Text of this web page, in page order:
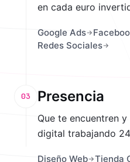
en cada euro
Google Ads
Redes Sociales
03 Presencia
Que te encuentren
digital trabajando
Diseño Web Tienda